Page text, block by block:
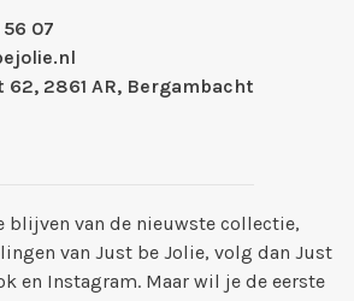
07
2861 AR, Bergambacht
van de nieuwste collectie,
van Just be Jolie, volg dan Just
en Instagram. Maar wil je de eerste